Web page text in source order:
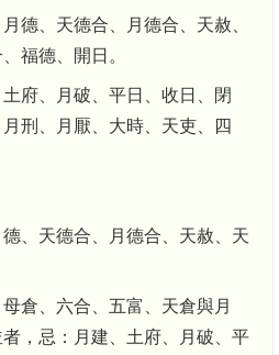
德、天德合、月德合、天赦、
福德、開日。
府、月破、平日、收日、閉
刑、月厭、大時、天吏、四
、天德合、月德合、天赦、天
倉、六合、五富、天倉與月
，忌：月建、土府、月破、平